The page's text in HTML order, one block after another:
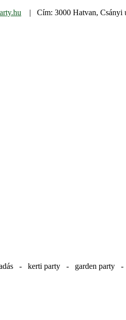
| Cím: 3000 Hatvan, Csányi
- kerti party - garden party